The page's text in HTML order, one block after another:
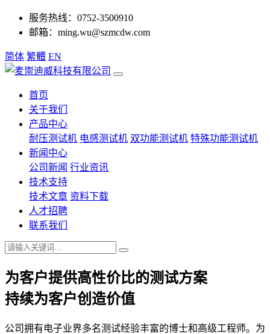
服务热线：0752-3500910
邮箱：ming.wu@szmcdw.com
简体 繁體 EN
首页
关于我们
产品中心
耐压测试机 电感测试机 双功能测试机 特殊功能测试机
新闻中心
公司新闻 行业资讯
技术支持
技术文章 资料下载
人才招聘
联系我们
为客户提供高性价比的测试方案
持续为客户创造价值
公司拥有电子业界多名测试经验丰富的博士和高级工程师。为